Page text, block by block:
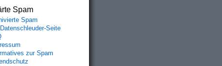
Spam
Spam
Seite
zur Spam